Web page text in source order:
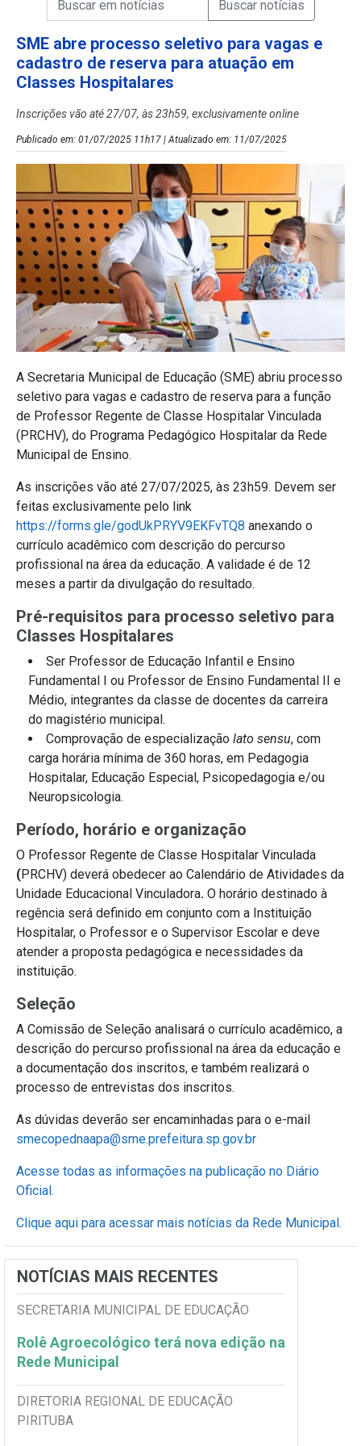
SME abre processo seletivo para vagas e
cadastro de reserva para atuação em
Classes Hospitalares
Inscrições vão até 27/07, às 23h59, exclusivamente online
Publicado em: 01/07/2025 11h17 | Atualizado em: 11/07/2025
A Secretaria Municipal de Educação (SME) abriu processo
seletivo para vagas e cadastro de reserva para a função
de Professor Regente de Classe Hospitalar Vinculada
(PRCHV), do Programa Pedagógico Hospitalar da Rede
Municipal de Ensino.
As inscrições vão até 27/07/2025, às 23h59. Devem ser
feitas exclusivamente pelo link
https://forms.gle/godUkPRYV9EKFvTQ8 anexando o
currículo acadêmico com descrição do percurso
profissional na área da educação. A validade é de 12
meses a partir da divulgação do resultado.
Pré-requisitos para processo seletivo para
Classes Hospitalares
Ser Professor de Educação Infantil e Ensino
Fundamental I ou Professor de Ensino Fundamental II e
Médio, integrantes da classe de docentes da carreira
do magistério municipal.
Comprovação de especialização lato sensu, com
carga horária mínima de 360 horas, em Pedagogia
Hospitalar, Educação Especial, Psicopedagogia e/ou
Neuropsicologia.
Período, horário e organização
O Professor Regente de Classe Hospitalar Vinculada
(PRCHV) deverá obedecer ao Calendário de Atividades da
Unidade Educacional Vinculadora. O horário destinado à
regência será definido em conjunto com a Instituição
Hospitalar, o Professor e o Supervisor Escolar e deve
atender a proposta pedagógica e necessidades da
instituição.
Seleção
A Comissão de Seleção analisará o currículo acadêmico, a
descrição do percurso profissional na área da educação e
a documentação dos inscritos, e também realizará o
processo de entrevistas dos inscritos.
As dúvidas deverão ser encaminhadas para o e-mail
smecopednaapa@sme.prefeitura.sp.gov.br
Acesse todas as informações na publicação no Diário
Oficial.
Clique aqui para acessar mais notícias da Rede Municipal.
NOTÍCIAS MAIS RECENTES
SECRETARIA MUNICIPAL DE EDUCAÇÃO
Rolê Agroecológico terá nova edição na
Rede Municipal
DIRETORIA REGIONAL DE EDUCAÇÃO
PIRITUBA